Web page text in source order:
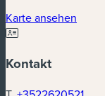
Karte ansehen
Kontakt